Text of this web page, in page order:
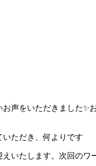
声をいただきました
ただき、何よりです
いたします。次回の